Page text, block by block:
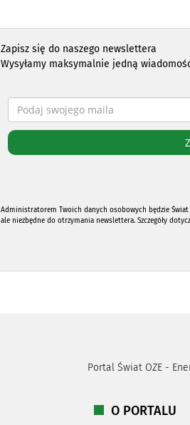
Zapisz się do naszego newslettera
Wysyłamy maksymalnie jedną
Administratorem Twoich danych osobowych będzie
ale niezbędne do otrzymania newslettera. Szczegóły
Portal Świat OZE -
O PORTALU